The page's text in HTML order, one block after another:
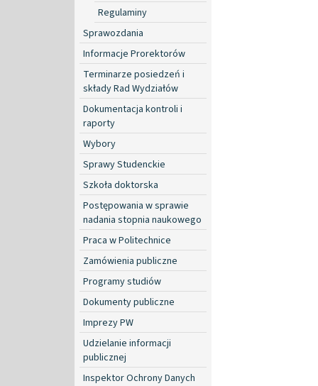
Regulaminy
Sprawozdania
Informacje Prorektorów
Terminarze posiedzeń i
składy Rad Wydziałów
Dokumentacja kontroli i
raporty
Wybory
Sprawy Studenckie
Szkoła doktorska
Postępowania w sprawie
nadania stopnia naukowego
Praca w Politechnice
Zamówienia publiczne
Programy studiów
Dokumenty publiczne
Imprezy PW
Udzielanie informacji
publicznej
Inspektor Ochrony Danych